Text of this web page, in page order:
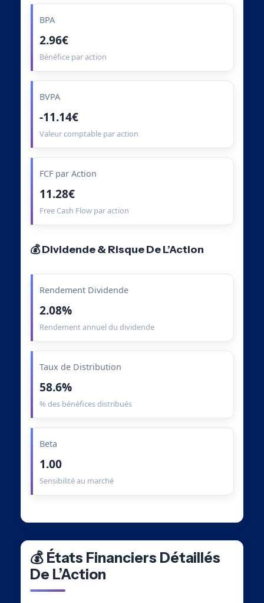
BPA
2.96€
Bénéfice par action
BVPA
-11.14€
Valeur comptable par action
FCF par Action
11.28€
Free Cash Flow par action
💰 Dividende & Risque De L’Action
Rendement Dividende
2.08%
Rendement annuel du dividende
Taux de Distribution
58.6%
% des bénéfices distribués
Beta
1.00
Sensibilité au marché
💰 États Financiers Détaillés
De L’Action